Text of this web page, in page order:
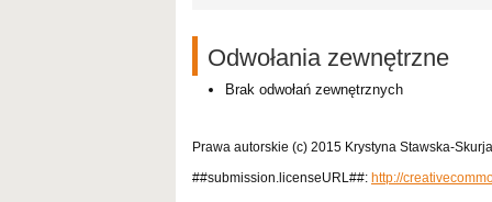
Odwołania zewnętrzne
Brak odwołań zewnętrznych
Prawa autorskie (c) 2015 Krystyna Stawska-
##submission.licenseURL##: http://